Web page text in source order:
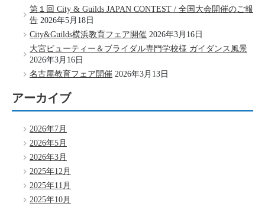
第１回 City & Guilds JAPAN CONTEST / 全国大会開催のご報
告 2026年5月18日
City&Guilds横浜教育フェア開催 2026年3月16日
大宮ビューティー＆ブライダル専門学校様 ガイダンス風景
2026年3月16日
名古屋教育フェア開催 2026年3月13日
アーカイブ
2026年7月
2026年5月
2026年3月
2025年12月
2025年11月
2025年10月